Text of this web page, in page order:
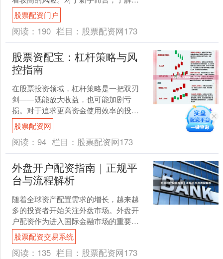
何正确使用杠杆以及如何控制风险至关
重要。本文将为您详细解析....
股票配资门户
阅读： 190 栏目： 股票配资网173
股票资配宝：杠杆策略与风
控指南
在股票投资领域，杠杆策略是一把双刃
剑——既能放大收益，也可能加剧亏
损。对于追求更高资金使用效率的投资
者而言股票配资网，理解杠杆原理并建
立完善的风控体系，是实现长....
股票配资网
阅读： 94 栏目： 股票配资网173
外盘开户配资指南｜正规平
台与流程解析
随着全球资产配置需求的增长，越来越
多的投资者开始关注外盘市场。外盘开
户配资作为进入国际金融市场的重要途
径，其正规性和操作流程成为投资者最
关心的问题。本文将为您详....
股票配资交易系统
阅读： 135 栏目： 股票配资网173